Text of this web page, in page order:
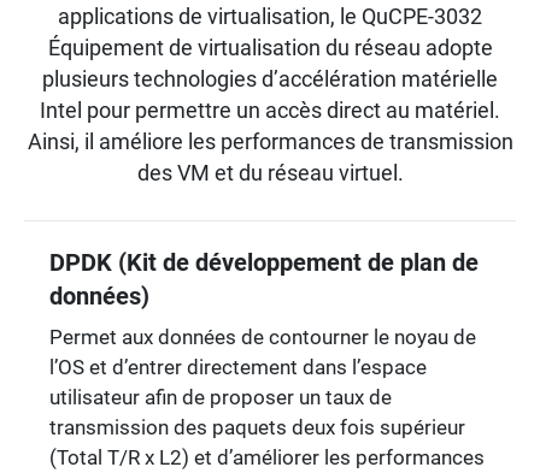
applications de virtualisation, le QuCPE-3032
Équipement de virtualisation du réseau adopte
plusieurs technologies d’accélération matérielle
Intel pour permettre un accès direct au matériel.
Ainsi, il améliore les performances de transmission
des VM et du réseau virtuel.
DPDK (Kit de développement de plan de
données)
Permet aux données de contourner le noyau de
l’OS et d’entrer directement dans l’espace
utilisateur afin de proposer un taux de
transmission des paquets deux fois supérieur
(Total T/R x L2) et d’améliorer les performances